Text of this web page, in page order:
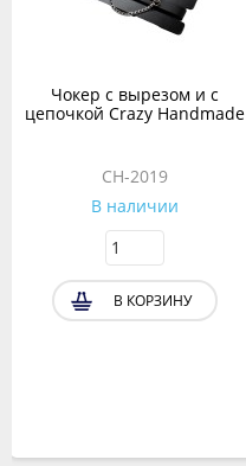
Чокер с вырезом и с
цепочкой Crazy Handmade
CH-2019
В наличии
В КОРЗИНУ